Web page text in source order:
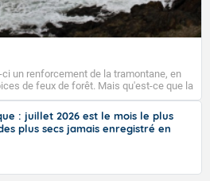
un renforcement de la tramontane, en
de feux de forêt. Mais qu'est-ce que la
caractéristiques ? La tramontane est un
nord-ouest à nord, ou ouest à nord-
du Roussillon à la vallée de l’Aude et à
de ce vent vient du latin trasmontanus,
allusion aux régions montagneuses
: juillet 2026 est le mois le plus
plus secs jamais enregistré en